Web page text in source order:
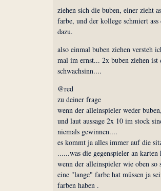
ziehen sich die buben, einer zieht
farbe, und der kollege schmiert
dazu.
also einmal buben ziehen versteh
mal im ernst... 2x buben ziehen ist
schwachsinn....
@red
zu deiner frage
wenn der alleinspieler weder
und laut aussage 2x 10 im stock
niemals gewinnen....
es kommt ja alles immer auf die
......was die gegenspieler an karten
wenn der alleinspieler wie oben so
eine "lange" farbe hat müssen ja
farben haben .